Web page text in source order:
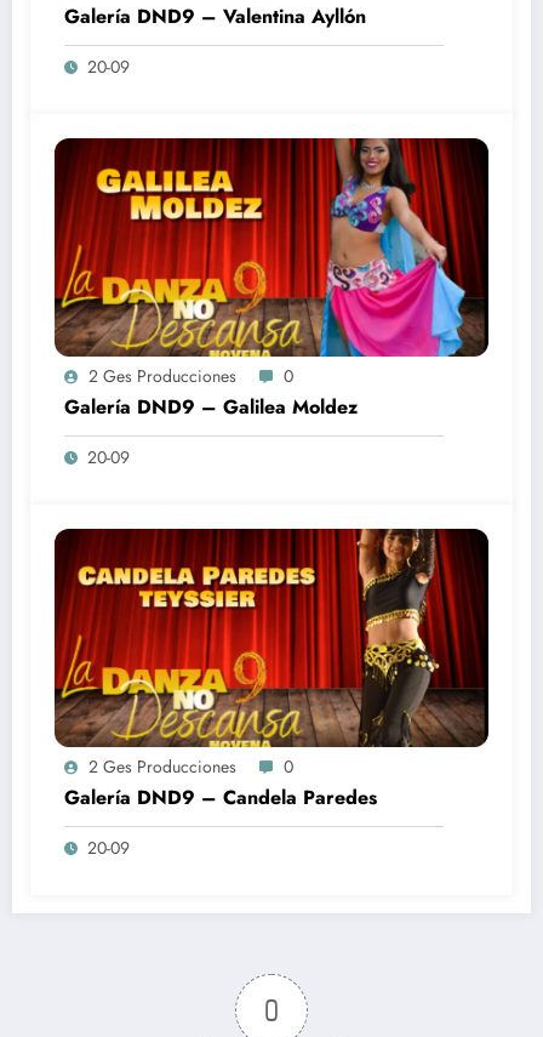
Galería DND9 – Valentina Ayllón
20-09
2 Ges Producciones 0
Galería DND9 – Galilea Moldez
20-09
2 Ges Producciones 0
Galería DND9 – Candela Paredes
20-09
0